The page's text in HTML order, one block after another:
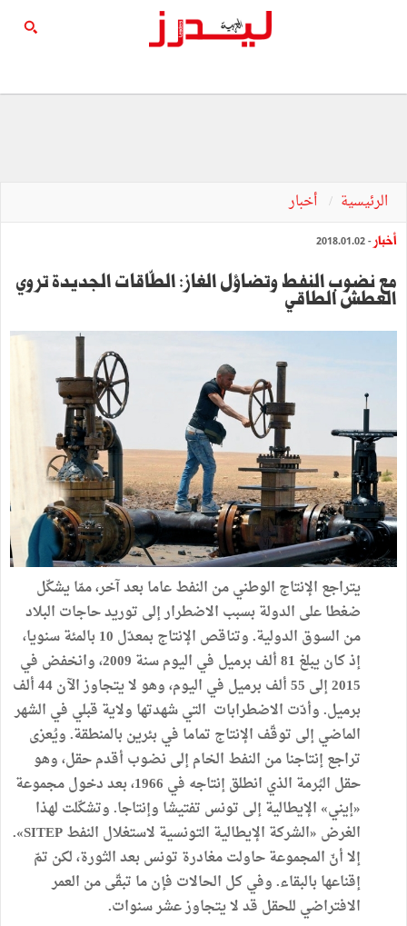
الرئيسية أخبار
أخبار - 2018.01.02
مع نضوب النفط وتضاؤل الغاز: الطّاقات الجديدة تروي
العطش الطاقي
يتراجع الإنتاج الوطني من النفط عاما بعد آخر، ممّا يشكّل
ضغطا على الدولة بسبب الاضطرار إلى توريد حاجات البلاد
من السوق الدولية. وتناقص الإنتاج بمعدّل 10 بالمئة سنويا،
إذ كان يبلغ 81 ألف برميل في اليوم سنة 2009، وانخفض في
2015 إلى 55 ألف برميل في اليوم، وهو لا يتجاوز الآن 44 ألف
برميل. وأدّت الاضطرابات التي شهدتها ولاية قبلي في الشهر
الماضي إلى توقّف الإنتاج تماما في بئرين بالمنطقة. ويُعزى
تراجع إنتاجنا من النفط الخام إلى نضوب أقدم حقل، وهو
حقل البُرمة الذي انطلق إنتاجه في 1966، بعد دخول مجموعة
«إيني» الإيطالية إلى تونس تفتيشا وإنتاجا. وتشكّلت لهذا
الغرض «الشركة الإيطالية التونسية لاستغلال النفط SITEP».
إلا أنّ المجموعة حاولت مغادرة تونس بعد الثورة، لكن تمّ
إقناعها بالبقاء. وفي كل الحالات فإن ما تبقّى من العمر
الافتراضي للحقل قد لا يتجاوز عشر سنوات.